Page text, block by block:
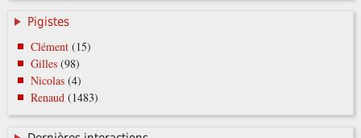
Pigistes
Clément(15)
Gilles(98)
Nicolas(4)
Renaud (1483)